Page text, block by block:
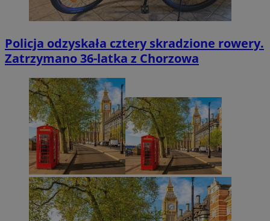
Policja odzyskała cztery skradzione rowery.
Zatrzymano 36-latka z Chorzowa